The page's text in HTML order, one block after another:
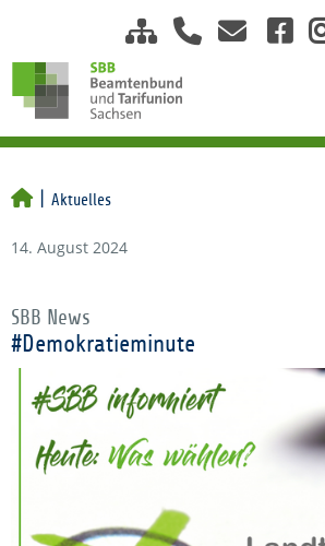
Aktuelles
14. August 2024
SBB News
#Demokratieminute